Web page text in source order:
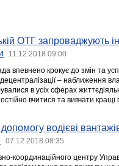
ОТГ запроваджують
11.12.2018 09:00
впевнено крокує до змін та
– наближення
в усіх сферах
вчитися та вивчати кращі
водієві
07.12.2018 08:35
координаційного центру